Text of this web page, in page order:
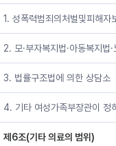
1. 성폭력범죄의처벌및피해자
2. 모·부자복지법·아동복지
3. 법률구조법에 의한 상담소
4. 기타 여성가족부장관이 정
제6조(기타 의료의 범위)